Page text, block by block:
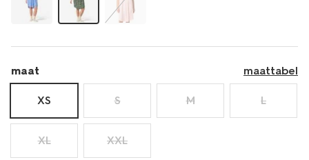
maat maattabel
XS S M L
XL XXL